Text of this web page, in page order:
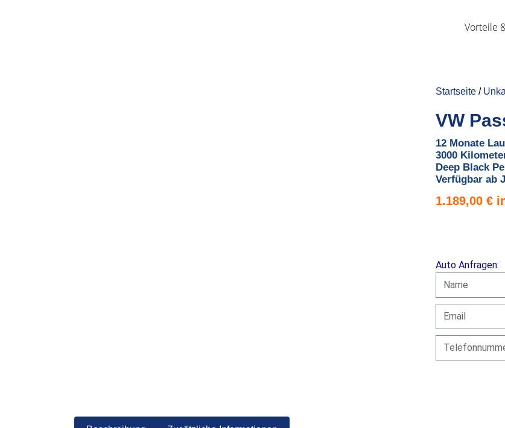
Vorteile
Startseite /
VW
12 Monate
3000
Deep Black
Verfügbar ab
1.189,00 €
Auto Anfragen: